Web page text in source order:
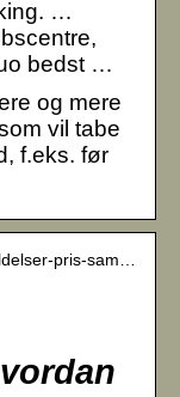
…
bedst …
og mere
vil tabe
f.eks. før
pris-sam…